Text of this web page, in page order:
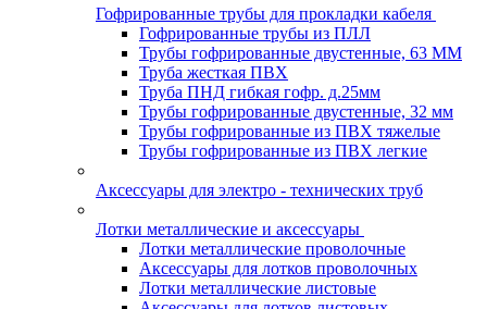
Гофрированные трубы для прокладки кабеля
Гофрированные трубы из ПЛЛ
Трубы гофрированные двустенные, 63 ММ
Труба жесткая ПВХ
Труба ПНД гибкая гофр. д.25мм
Трубы гофрированные двустенные, 32 мм
Трубы гофрированные из ПВХ тяжелые
Трубы гофрированные из ПВХ легкие
Аксессуары для электро - технических труб
Лотки металлические и аксессуары
Лотки металлические проволочные
Аксессуары для лотков проволочных
Лотки металлические листовые